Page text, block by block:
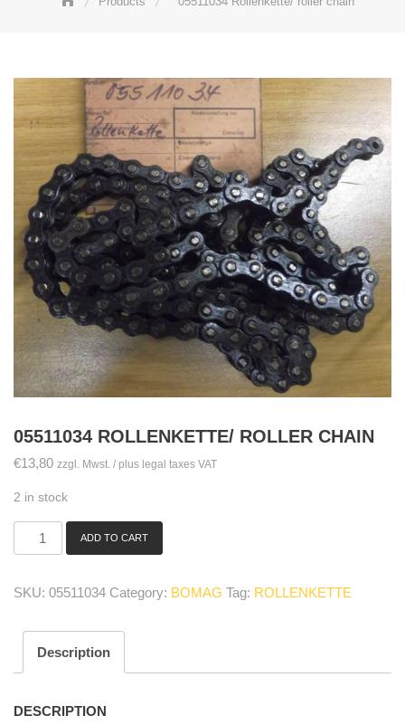
05511034 ROLLENKETTE/ ROLLER CHAIN
€13,80 zzgl. Mwst. / plus legal taxes VAT
2 in stock
05511034
chain
ADD TO CART
SKU: 05511034 Category: BOMAG Tag: ROLLENKETTE
Description
DESCRIPTION